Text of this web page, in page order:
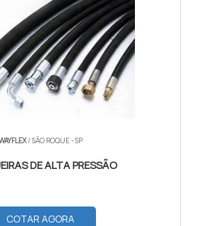
/ SÃO ROQUE - SP
DE ALTA PRESSÃO
COTAR AGORA